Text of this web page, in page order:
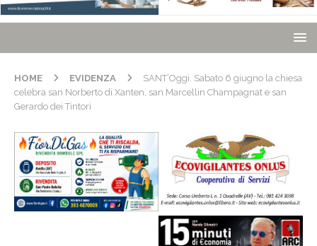
HOME EVIDENZA
SANT’Oggi. Sabato 6 giugno la chiesa
celebra san Norberto di Xanten, san Marcellin Champagnat e san
Gerardo dei Tintori